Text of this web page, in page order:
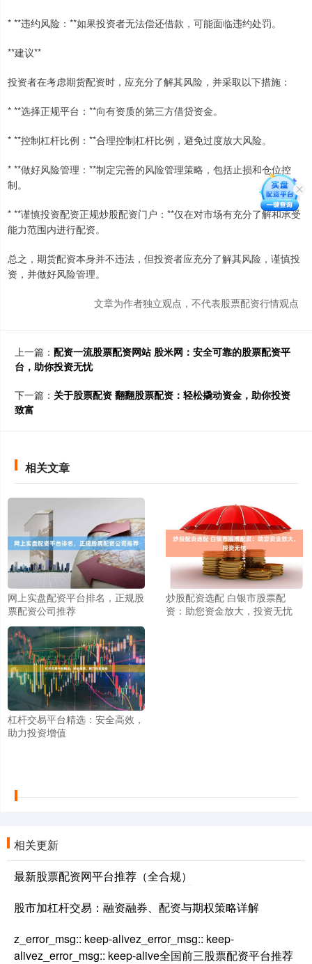
* **违约风险：**如果投资者无法偿还借款，可能面临违约处罚。
**建议**
投资者在考虑期货配资时，应充分了解其风险，并采取以下措施：
* **选择正规平台：**向有资质的第三方借贷资金。
* **控制杠杆比例：**合理控制杠杆比例，避免过度放大风险。
* **做好风险管理：**制定完善的风险管理策略，包括止损和仓位控
制。
* **谨慎投资配资正规炒股配资门户：**仅在对市场有充分了解和承受
能力范围内进行配资。
总之，期货配资本身并不违法，但投资者应充分了解其风险，谨慎投
资，并做好风险管理。
文章为作者独立观点，不代表股票配资行情观点
上一篇： 配资一流股票配资网站 股米网：安全可靠的股票配资平
台，助你投资无忧
下一篇： 关于股票配资 翻翻股票配资：轻松撬动资金，助你投资
致富
相关文章
网上实盘配资平台排名，正规股
票配资公司推荐
炒股配资选配 白银市股票配
资：助您资金放大，投资无忧
杠杆交易平台精选：安全高效，
助力投资增值
相关更新
最新股票配资网平台推荐（全合规）
股市加杠杆交易：融资融券、配资与期权策略详解
z_error_msg:: keep-alivez_error_msg:: keep-
alivez_error_msg:: keep-alive全国前三股票配资平台推荐